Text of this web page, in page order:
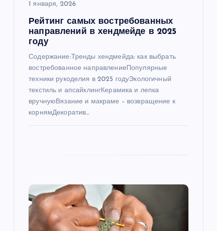
1 января, 2026
Рейтинг самых востребованных
направлений в хендмейде в 2025
году
Содержание:Тренды хендмейда: как выбрать
востребованное направлениеПопулярные
техники рукоделия в 2025 годуЭкологичный
текстиль и апсайклингКерамика и лепка
вручнуюВязание и макраме – возвращение к
корнямДекоратив…